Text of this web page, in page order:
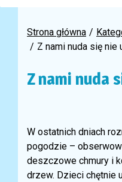
Strona główna
Z nami nuda się nie
Z nami nuda
W ostatnich dniach
pogodzie –
deszczowe chmury i
drzew. Dzieci chętnie